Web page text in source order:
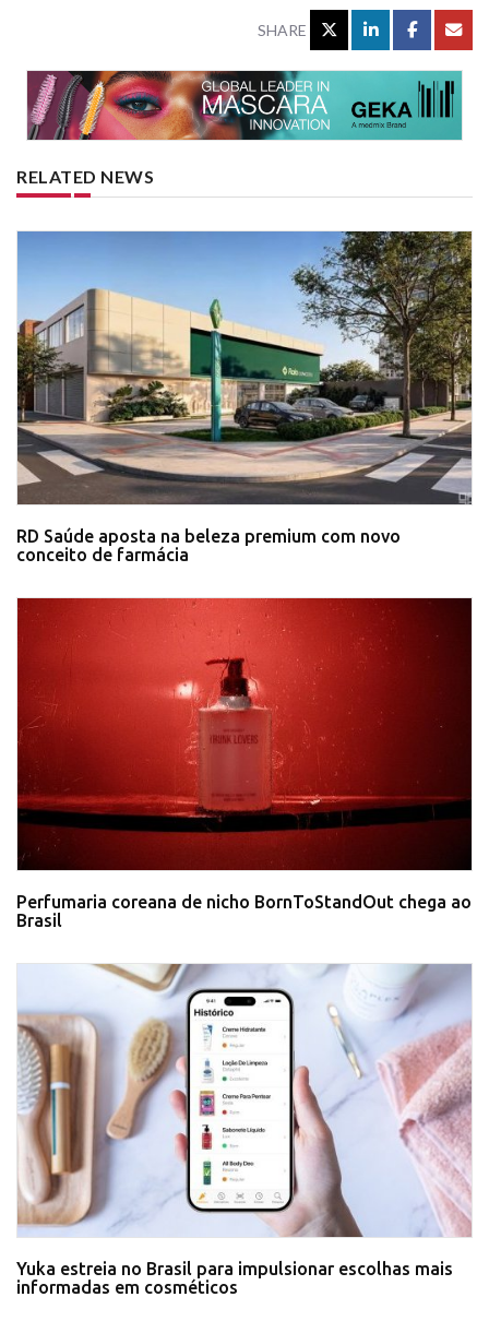
SHARE
RELATED NEWS
RD Saúde aposta na beleza premium com novo
conceito de farmácia
Perfumaria coreana de nicho BornToStandOut chega ao
Brasil
Yuka estreia no Brasil para impulsionar escolhas mais
informadas em cosméticos